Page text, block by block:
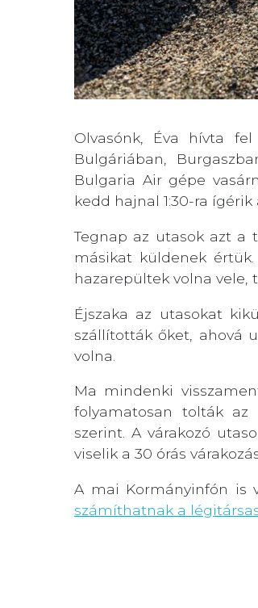
Olvasónk, Éva hívta
Bulgáriában,
Bulgaria Air gépe
kedd hajnal 1:30-ra ígérik
Tegnap az utasok azt a
másikat küldenek
hazarepültek volna vele,
Éjszaka az utasokat
szállították őket, ahová
volna.
Ma mindenki
folyamatosan tolták
szerint. A várakozó
viselik a 30 órás
A mai Kormányinfón is
számíthatnak a